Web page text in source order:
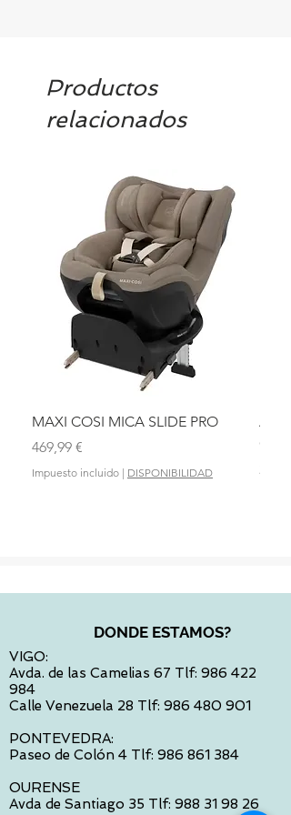
Productos
relacionados
MAXI COSI MICA SLIDE PRO
Precio
469,99 €
Impuesto incluido | DISPONIBILIDAD
DONDE ESTAMOS?
VIGO:
Avda. de las Camelias 67 Tlf: 986 422
984
Calle Venezuela 28 Tlf: 986 480 901
PONTEVEDRA:
Paseo de Colón 4 Tlf: 986 861 384
OURENSE
Avda de Santiago 35 Tlf: 988 31 98 26